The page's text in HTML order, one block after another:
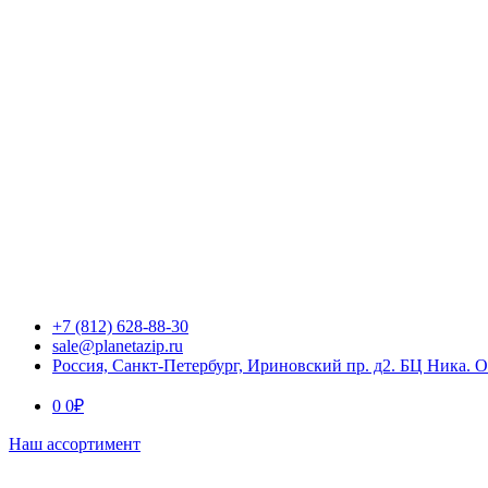
+7 (812) 628-88-30
sale@planetazip.ru
Россия, Санкт-Петербург, Ириновский пр. д2. БЦ Ника.
0 0₽
Наш ассортимент